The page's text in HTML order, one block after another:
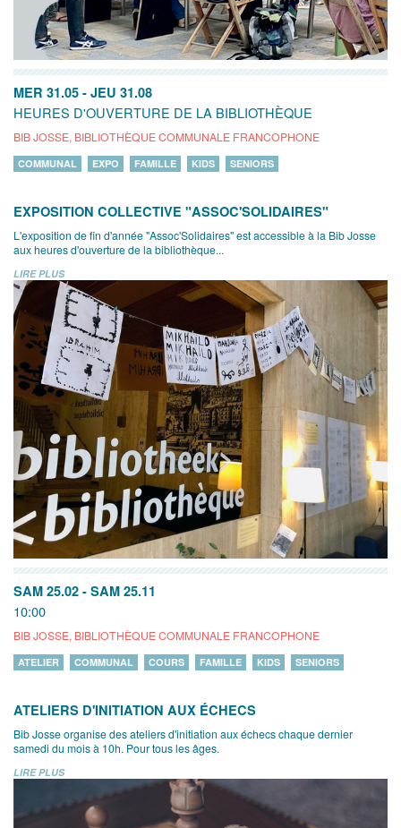
MER 31.05 - JEU 31.08
HEURES D'OUVERTURE DE LA BIBLIOTHÈQUE
BIB JOSSE, BIBLIOTHÈQUE COMMUNALE FRANCOPHONE
COMMUNAL EXPO FAMILLE KIDS SENIORS
EXPOSITION COLLECTIVE "ASSOC'SOLIDAIRES"
L'exposition de fin d'année "Assoc'Solidaires" est accessible à la Bib Josse
aux heures d'ouverture de la bibliothèque...
LIRE PLUS
SAM 25.02 - SAM 25.11
10:00
BIB JOSSE, BIBLIOTHÈQUE COMMUNALE FRANCOPHONE
ATELIER COMMUNAL COURS FAMILLE KIDS SENIORS
ATELIERS D'INITIATION AUX ÉCHECS
Bib Josse organise des ateliers d'initiation aux échecs chaque dernier
samedi du mois à 10h. Pour tous les âges.
LIRE PLUS